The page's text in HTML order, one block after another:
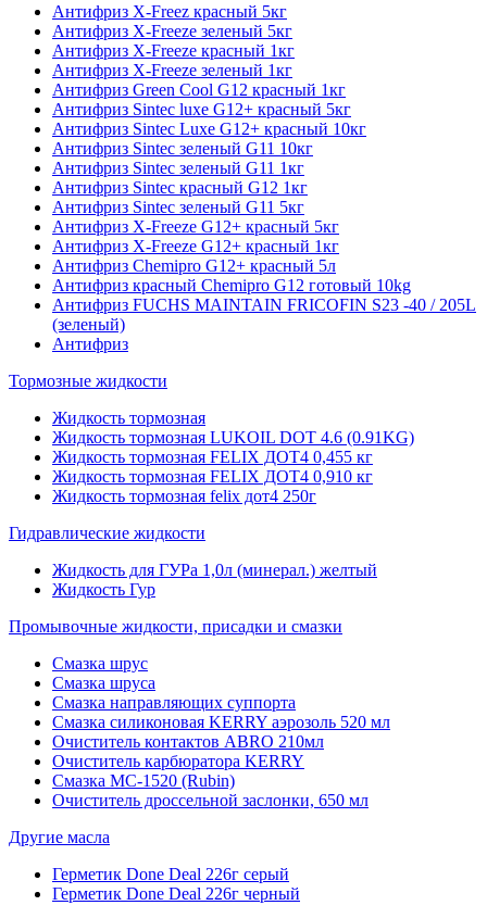
Антифриз X-Freez красный 5кг
Антифриз X-Freeze зеленый 5кг
Антифриз X-Freeze красный 1кг
Антифриз X-Freeze зеленый 1кг
Антифриз Green Cool G12 красный 1кг
Антифриз Sintec luxe G12+ красный 5кг
Антифриз Sintec Luxe G12+ красный 10кг
Антифриз Sintec зеленый G11 10кг
Антифриз Sintec зеленый G11 1кг
Антифриз Sintec красный G12 1кг
Антифриз Sintec зеленый G11 5кг
Антифриз X-Freeze G12+ красный 5кг
Антифриз X-Freeze G12+ красный 1кг
Антифриз Chemipro G12+ красный 5л
Антифриз красный Chemipro G12 готовый 10kg
Антифриз FUCHS MAINTAIN FRICOFIN S23 -40 / 205L
(зеленый)
Антифриз
Тормозные жидкости
Жидкость тормозная
Жидкость тормозная LUKOIL DOT 4.6 (0.91KG)
Жидкость тормозная FELIX ДОТ4 0,455 кг
Жидкость тормозная FELIX ДОТ4 0,910 кг
Жидкость тормозная felix дот4 250г
Гидравлические жидкости
Жидкость для ГУРа 1,0л (минерал.) желтый
Жидкость Гур
Промывочные жидкости, присадки и смазки
Смазка шрус
Смазка шруса
Смазка направляющих суппорта
Смазка силиконовая KERRY аэрозоль 520 мл
Очиститель контактов ABRO 210мл
Очиститель карбюратора KERRY
Смазка МС-1520 (Rubin)
Очиститель дроссельной заслонки, 650 мл
Другие масла
Герметик Done Deal 226г серый
Герметик Done Deal 226г черный